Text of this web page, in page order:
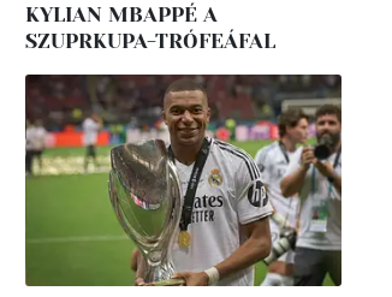
KYLIAN MBAPPÉ A
SZUPRKUPA-TRÓFEÁFAL